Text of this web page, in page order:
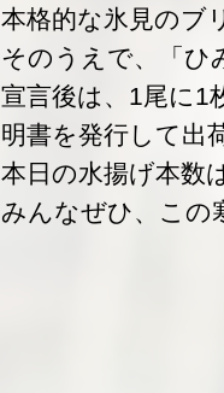
本格的な氷見のブ
そのうえで、「ひ
宣言後は、1尾に1
明書を発行して出
本日の水揚げ本数
みんなぜひ、この